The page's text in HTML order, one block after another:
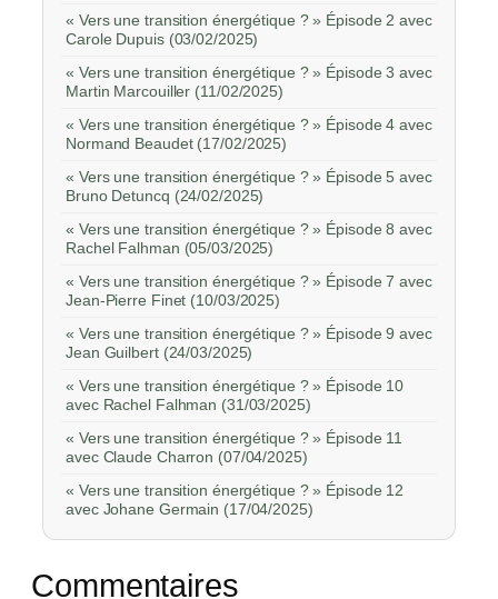
« Vers une transition énergétique ? » Épisode 2 avec
Carole Dupuis (03/02/2025)
« Vers une transition énergétique ? » Épisode 3 avec
Martin Marcouiller (11/02/2025)
« Vers une transition énergétique ? » Épisode 4 avec
Normand Beaudet (17/02/2025)
« Vers une transition énergétique ? » Épisode 5 avec
Bruno Detuncq (24/02/2025)
« Vers une transition énergétique ? » Épisode 8 avec
Rachel Falhman (05/03/2025)
« Vers une transition énergétique ? » Épisode 7 avec
Jean-Pierre Finet (10/03/2025)
« Vers une transition énergétique ? » Épisode 9 avec
Jean Guilbert (24/03/2025)
« Vers une transition énergétique ? » Épisode 10
avec Rachel Falhman (31/03/2025)
« Vers une transition énergétique ? » Épisode 11
avec Claude Charron (07/04/2025)
« Vers une transition énergétique ? » Épisode 12
avec Johane Germain (17/04/2025)
Commentaires